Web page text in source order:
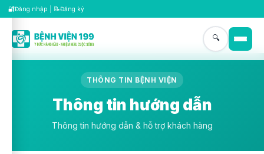
🔐Đăng nhập 📝Đăng ký
🔍
THÔNG TIN BỆNH VIỆN
Thông tin hướng dẫn
Thông tin hướng dẫn & hỗ trợ khách hàng